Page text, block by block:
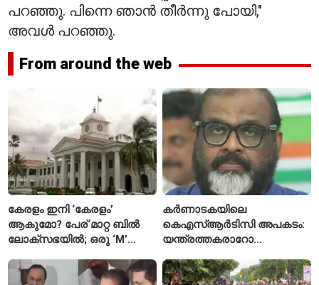
പറഞ്ഞു. പിന്നെ ഞാൻ തീർന്നു പോയി,"
അവൾ പറഞ്ഞു.
From around the web
കേരളം ഇനി ‘കേരളം’
ആകുമോ? പേര് മാറ്റ ബിൽ
ലോക്സഭയിൽ; ഒരു ‘M’
കർണാടകയിലെ
കെഎസ്ആർടിസി അപകടം:
യന്ത്രത്തകരാറോ
ഇല്ലെന്ന് ഗതാഗതമന്ത്രി